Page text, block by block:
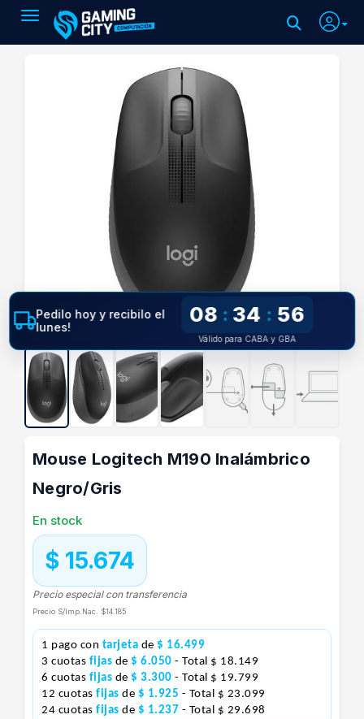
Toggle navigation
Mouse Logitech M190 Inalámbrico
Negro/Gris
En stock
$ 15.674
Precio especial con transferencia
Precio S/Imp.Nac. $14.185
1 pago con tarjeta de $ 16.499
3 cuotas fijas de $ 6.050 - Total $ 18.149
6 cuotas fijas de $ 3.300 - Total $ 19.799
12 cuotas fijas de $ 1.925 - Total $ 23.099
24 cuotas fijas de $ 1.237 - Total $ 29.698
Pedilo hoy y recibilo el
lunes!
08 : 34 : 55
Válido para CABA y GBA